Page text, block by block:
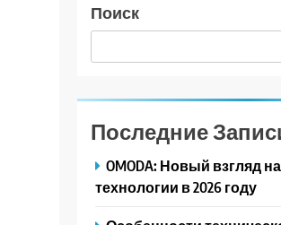
Поиск
Последние
OMODA: Новый взгляд
технологии в 2026 году